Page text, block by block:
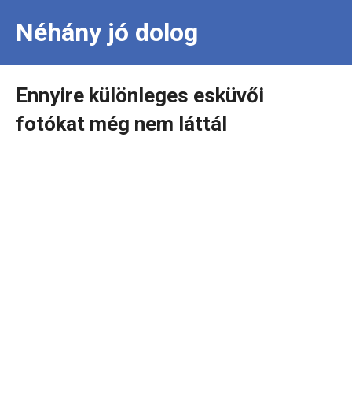
Néhány jó dolog
Ennyire különleges esküvői
fotókat még nem láttál